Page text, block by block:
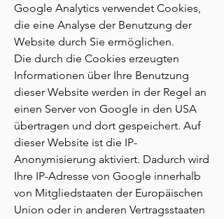
Google Analytics verwendet Cookies,
die eine Analyse der Benutzung der
Website durch Sie ermöglichen.
Die durch die Cookies erzeugten
Informationen über Ihre Benutzung
dieser Website werden in der Regel an
einen Server von Google in den USA
übertragen und dort gespeichert. Auf
dieser Website ist die IP-
Anonymisierung aktiviert. Dadurch wird
Ihre IP-Adresse von Google innerhalb
von Mitgliedstaaten der Europäischen
Union oder in anderen Vertragsstaaten